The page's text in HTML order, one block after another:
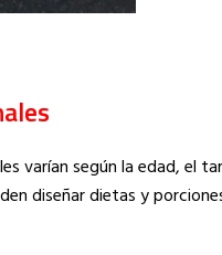
varían según la edad, el
diseñar dietas y